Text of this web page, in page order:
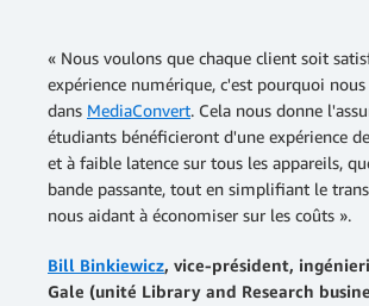
« Nous voulons que chaque client soit
expérience numérique, c'est pourquoi
dans MediaConvert. Cela nous donne
étudiants bénéficieront d'une expérience
et à faible latence sur tous les appareils,
bande passante, tout en simplifiant le
nous aidant à économiser sur les coûts ».
Bill Binkiewicz, vice-président,
Gale (unité Library and Research